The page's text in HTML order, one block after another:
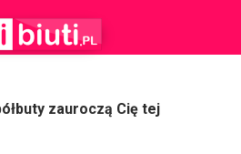
zauroczą Cię tej